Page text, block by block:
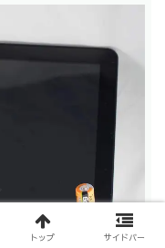
トップ サイドバー